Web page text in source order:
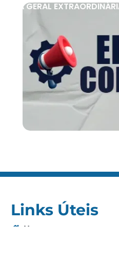
GERAL
Links Úteis
Home